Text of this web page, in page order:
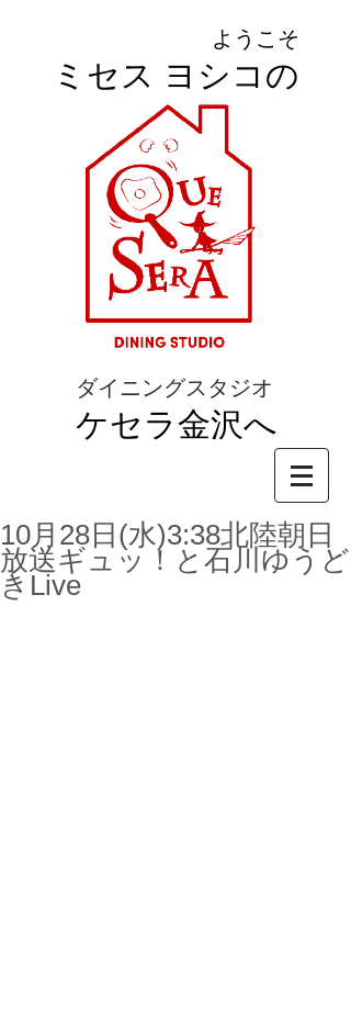
ようこそ
ミセス ヨシコの
ダイニングスタジオ
ケセラ金沢へ
10月28日(水)3:38北陸朝日
放送ギュッ！と石川ゆうど
きLive